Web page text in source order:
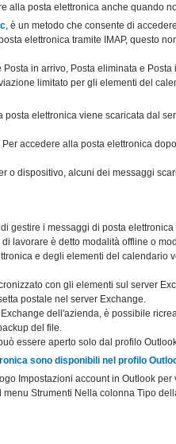
alla posta elettronica anche quando
, è un metodo che consente di
elettronica tramite IMAP, questo
in arrivo, Posta eliminata e
limitato per gli elementi del
elettronica viene scaricata dal
accedere alla posta elettronica
o dispositivo, alcuni dei messaggi
gestire i messaggi di posta
lavorare è detto modalità offline o
e degli elementi del calendario
con gli elementi sul server
postale nel server Exchange.
dell'azienda, è possibile
del file.
essere aperto solo dal profilo
sono disponibili nel profilo
Impostazioni account in Outlook
Strumenti Nella colonna Tipo